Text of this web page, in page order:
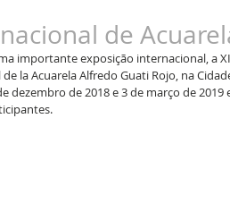
de
importante exposição internacional, a
la Acuarela Alfredo Guati Rojo, na
dezembro de 2018 e 3 de março de